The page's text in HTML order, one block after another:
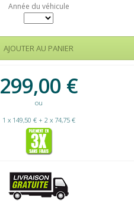
Année du véhicule
299,00 €
ou
1 x 149,50 € + 2 x 74,75 €